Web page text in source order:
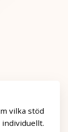
vilka stöd